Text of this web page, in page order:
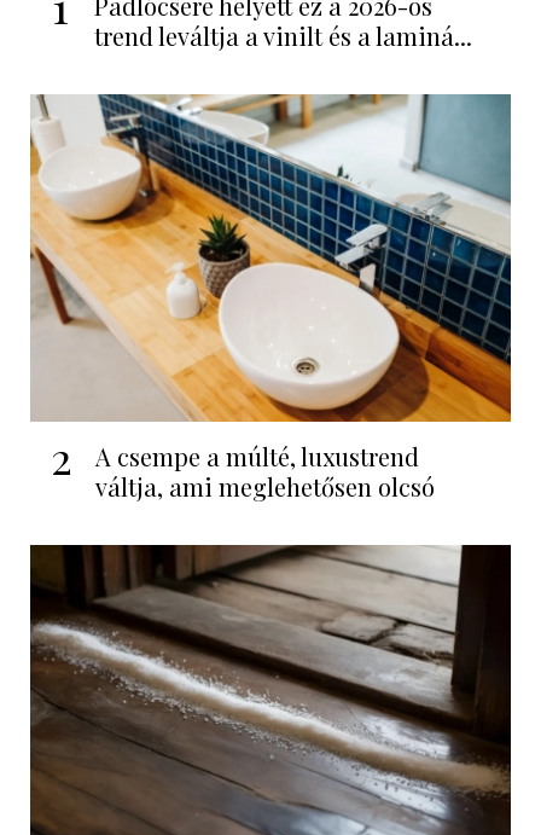
trend leváltja a vinilt és a laminá...
2
A csempe a múlté, luxustrend
váltja, ami meglehetősen olcsó